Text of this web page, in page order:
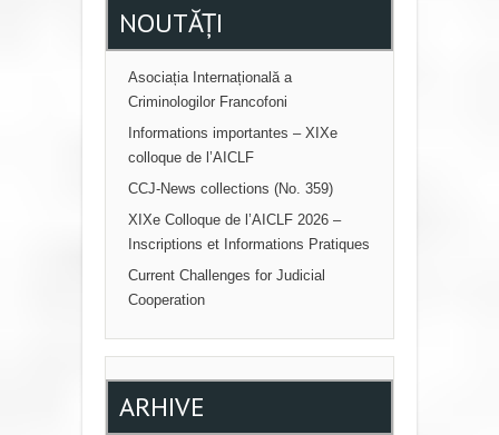
NOUTĂȚI
Asociația Internațională a
Criminologilor Francofoni
Informations importantes – XIXe
colloque de l’AICLF
CCJ-News collections (No. 359)
XIXe Colloque de l’AICLF 2026 –
Inscriptions et Informations Pratiques
Current Challenges for Judicial
Cooperation
ARHIVE